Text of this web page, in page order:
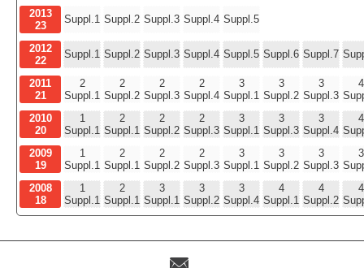
2013
23
Suppl.1 Suppl.2 Suppl.3 Suppl.4 Suppl.5
2012
22
Suppl.1 Suppl.2 Suppl.3 Suppl.4 Suppl.5 Suppl.6 Suppl.7
2011
21
2
Suppl.1
2
Suppl.2
2
Suppl.3
2
Suppl.4
3
Suppl.1
3
Suppl.2
3
Suppl.3
4
2010
20
1
Suppl.1
2
Suppl.1
2
Suppl.2
2
Suppl.3
3
Suppl.1
3
Suppl.3
3
Suppl.4
4
2009
19
1
Suppl.1
2
Suppl.1
2
Suppl.2
2
Suppl.3
3
Suppl.1
3
Suppl.2
3
Suppl.3
3
2008
18
1
Suppl.1
2
Suppl.1
3
Suppl.1
3
Suppl.2
3
Suppl.4
4
Suppl.1
4
Suppl.2
4